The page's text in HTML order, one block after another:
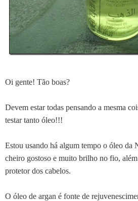
Oi gente! Tão boas?
Devem estar todas pensando a mesma
testar tanto óleo!!!
Estou usando há algum tempo o óleo da
cheiro gostoso e muito brilho no fio,
protetor dos cabelos.
O óleo de argan é fonte de